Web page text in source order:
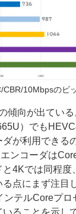
CBR/10Mbpsのビ
傾向が出てい
）でも
ダが利用できる
ンコーダは
と4Kでは同程度
点にまず注目
ンテルCoreプロ
ることを示し